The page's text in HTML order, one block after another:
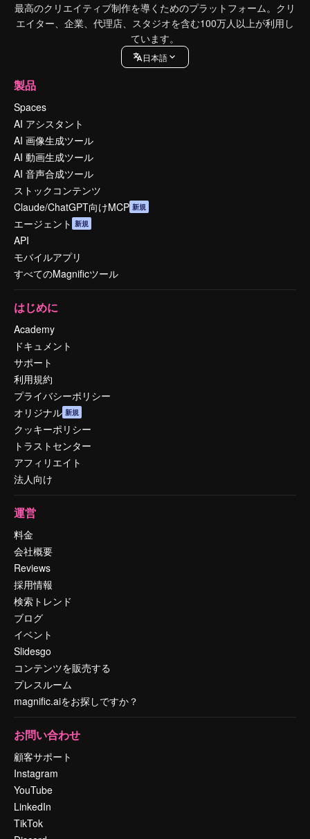
最高のクリエイティブ制作を導くためのプラットフォーム。クリ
エイター、企業、代理店、スタジオを含む100万人以上が利用し
ています。
日本語
製品
Spaces
AI アシスタント
AI 画像生成ツール
AI 動画生成ツール
AI 音声合成ツール
ストックコンテンツ
Claude/ChatGPT向けMCP 新規
エージェント 新規
API
モバイルアプリ
すべてのMagnificツール
はじめに
Academy
ドキュメント
サポート
利用規約
プライバシーポリシー
オリジナル 新規
クッキーポリシー
トラストセンター
アフィリエイト
法人向け
運営
料金
会社概要
Reviews
採用情報
検索トレンド
ブログ
イベント
Slidesgo
コンテンツを販売する
プレスルーム
magnific.aiをお探しですか？
お問い合わせ
顧客サポート
Instagram
YouTube
LinkedIn
TikTok